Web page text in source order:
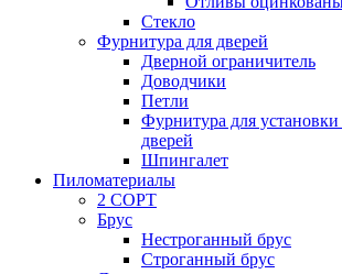
Стекло
Фурнитура для дверей
Дверной ограничитель
Доводчики
Петли
Фурнитура для
дверей
Шпингалет
Пиломатериалы
2 СОРТ
Брус
Нестроганный брус
Строганный брус